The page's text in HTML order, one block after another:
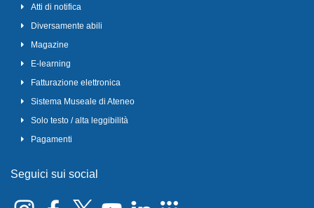
Atti di notifica
Diversamente abili
Magazine
E-learning
Fatturazione elettronica
Sistema Museale di Ateneo
Solo testo / alta leggibilità
Pagamenti
Seguici sui social